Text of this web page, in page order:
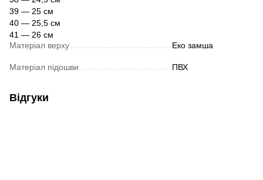
39 — 25 см
40 — 25,5 см
41 — 26 см
Матеріал верху
Еко замша
Матеріал підошви ПВХ
Відгуки